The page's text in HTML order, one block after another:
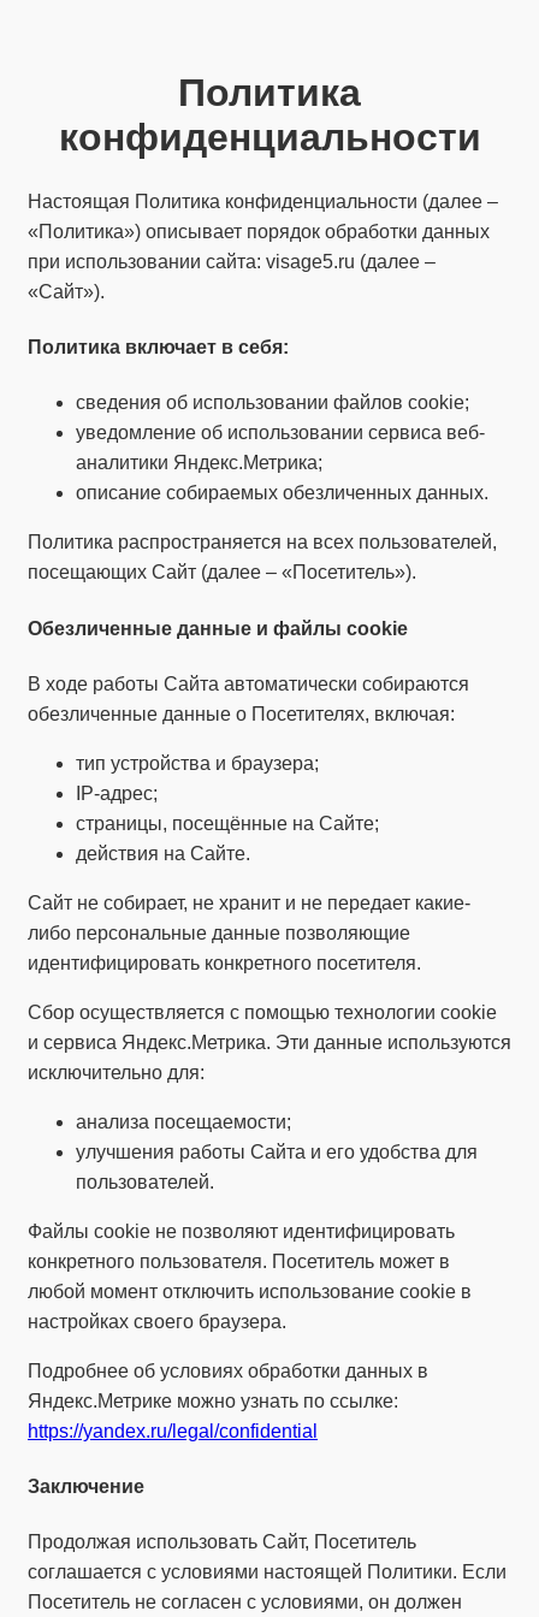
Политика
конфиденциальности
Настоящая Политика конфиденциальности (далее –
«Политика») описывает порядок обработки данных
при использовании сайта: visage5.ru (далее –
«Сайт»).
Политика включает в себя:
сведения об использовании файлов cookie;
уведомление об использовании сервиса веб-
аналитики Яндекс.Метрика;
описание собираемых обезличенных данных.
Политика распространяется на всех пользователей,
посещающих Сайт (далее – «Посетитель»).
Обезличенные данные и файлы cookie
В ходе работы Сайта автоматически собираются
обезличенные данные о Посетителях, включая:
тип устройства и браузера;
IP-адрес;
страницы, посещённые на Сайте;
действия на Сайте.
Сайт не собирает, не хранит и не передает какие-
либо персональные данные позволяющие
идентифицировать конкретного посетителя.
Сбор осуществляется с помощью технологии cookie
и сервиса Яндекс.Метрика. Эти данные используются
исключительно для:
анализа посещаемости;
улучшения работы Сайта и его удобства для
пользователей.
Файлы cookie не позволяют идентифицировать
конкретного пользователя. Посетитель может в
любой момент отключить использование cookie в
настройках своего браузера.
Подробнее об условиях обработки данных в
Яндекс.Метрике можно узнать по ссылке:
https://yandex.ru/legal/confidential
Заключение
Продолжая использовать Сайт, Посетитель
соглашается с условиями настоящей Политики. Если
Посетитель не согласен с условиями, он должен